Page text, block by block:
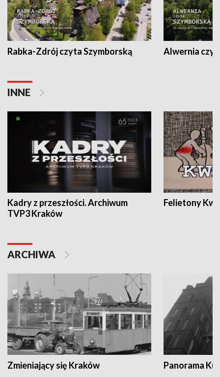
Rabka-Zdrój czyta Szymborską Alwernia
INNE
Kadry z przeszłości. Archiwum
TVP3 Kraków
Felietony
ARCHIWA
Zmieniający się Kraków Panorama